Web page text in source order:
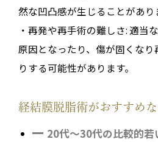
然な凹凸感が生じることがあり
・再発や再手術の難しさ: 適当
原因となったり、傷が固くな
りする可能性があります。
経結膜脱脂術がおすすめ
20代～30代の比較的若